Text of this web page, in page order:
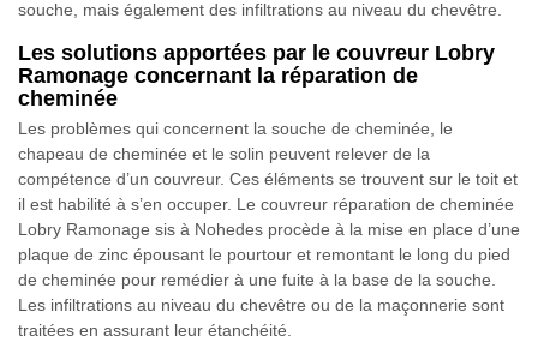
souche, mais également des infiltrations au niveau du chevêtre.
Les solutions apportées par le couvreur Lobry
Ramonage concernant la réparation de
cheminée
Les problèmes qui concernent la souche de cheminée, le
chapeau de cheminée et le solin peuvent relever de la
compétence d’un couvreur. Ces éléments se trouvent sur le toit et
il est habilité à s’en occuper. Le couvreur réparation de cheminée
Lobry Ramonage sis à Nohedes procède à la mise en place d’une
plaque de zinc épousant le pourtour et remontant le long du pied
de cheminée pour remédier à une fuite à la base de la souche.
Les infiltrations au niveau du chevêtre ou de la maçonnerie sont
traitées en assurant leur étanchéité.